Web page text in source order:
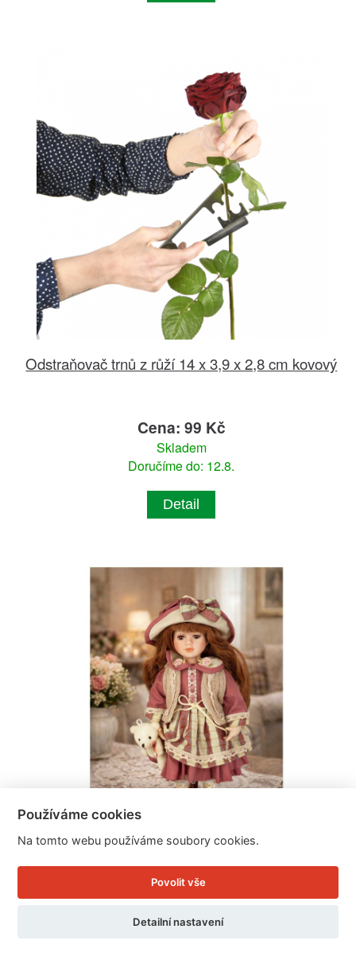
Odstraňovač trnů z růží 14 x 3,9 x 2,8 cm kovový
Cena: 99 Kč
Skladem
Doručíme do: 12.8.
Detail
Porcelánová paneka Anežka 30cm
Používáme cookies
Na tomto webu používáme soubory cookies.
Povolit vše
Detailní nastavení